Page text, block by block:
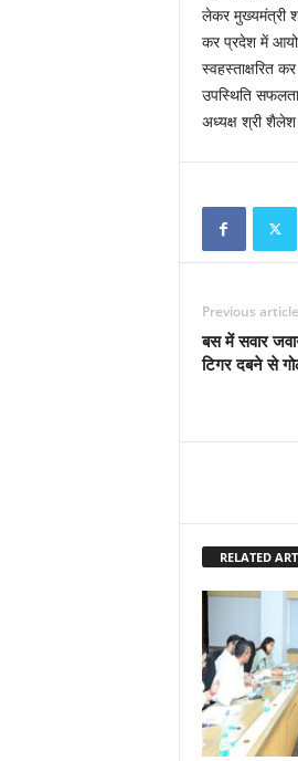
लेकर मुख्यमंत्री
कर प्रदेश में
स्वहस्ताक्षरित
उपस्थिति
अध्यक्ष श्री शैलेश
Previous article
बस में सवार
टिगर दबने से
RELATED